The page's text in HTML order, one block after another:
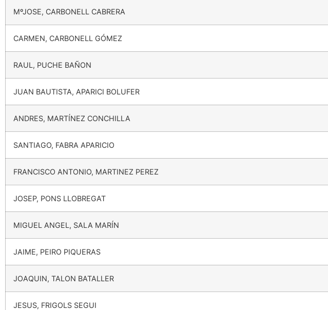
MºJOSE, CARBONELL CABRERA
CARMEN, CARBONELL GÓMEZ
RAUL, PUCHE BAÑON
JUAN BAUTISTA, APARICI BOLUFER
ANDRES, MARTÍNEZ CONCHILLA
SANTIAGO, FABRA APARICIO
FRANCISCO ANTONIO, MARTINEZ PEREZ
JOSEP, PONS LLOBREGAT
MIGUEL ANGEL, SALA MARÍN
JAIME, PEIRO PIQUERAS
JOAQUIN, TALON BATALLER
JESUS, FRIGOLS SEGUI